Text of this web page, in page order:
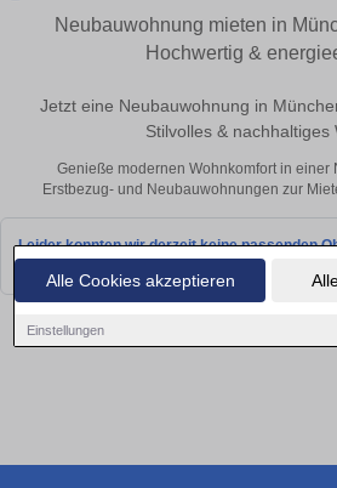
Alle Cookies akzeptieren
Einstellungen
Neubauwohnung mieten in
Hochwertig &
Jetzt eine Neubauwohnung in
Stilvolles & nachhaltiges
Genieße modernen Wohnkomfort in einer
Erstbezug- und Neubauwohnungen zur
Leider konnten wir derzeit keine passenden